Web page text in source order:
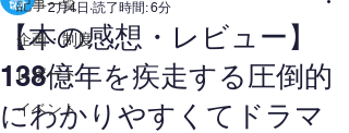
記事一覧
企画・制度
レポート
イベント
【本の感想・レビュー】
138億年を疾走する圧倒的
にわかりやすくてドラマ
2月4日 読了時間: 6分